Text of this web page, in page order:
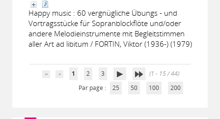
Happy music : 60 vergnügliche Übungs - und
Vortragsstücke für Sopranblockflöte und/oder
andere Melodieinstrumente mit Begleitstimmen
aller Art ad libitum / FORTIN, Viktor (1936-) (1979)
1 2 3
(1 - 15 / 44)
Par page :
25 50 100 200